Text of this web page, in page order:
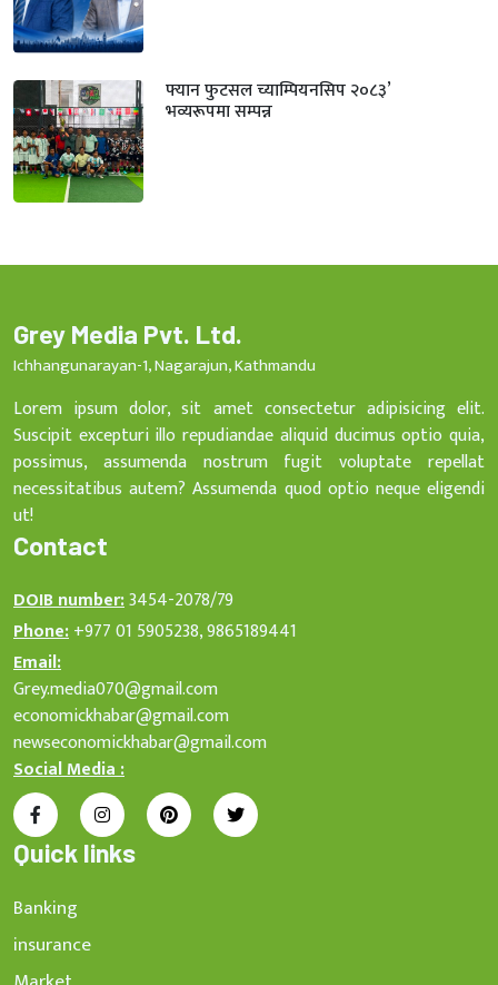
फ्यान फुटसल च्याम्पियनसिप २०८३’
भव्यरूपमा सम्पन्न
Grey Media Pvt. Ltd.
Ichhangunarayan-1, Nagarajun, Kathmandu
Lorem ipsum dolor, sit amet consectetur adipisicing elit.
Suscipit excepturi illo repudiandae aliquid ducimus optio quia,
possimus, assumenda nostrum fugit voluptate repellat
necessitatibus autem? Assumenda quod optio neque eligendi
ut!
Contact
DOIB number:3454-2078/79
Phone:+977 01 5905238, 9865189441
Email:
Grey.media070@gmail.com
economickhabar@gmail.com
newseconomickhabar@gmail.com
Social Media :
Quick links
Banking
insurance